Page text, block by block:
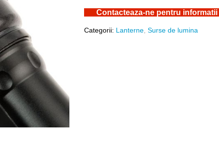
Contacteaza-ne pentru informatii
Categorii: Lanterne ,Surse de lumina